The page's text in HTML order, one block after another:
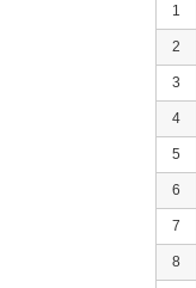
1
2
3
4
5
6
7
8